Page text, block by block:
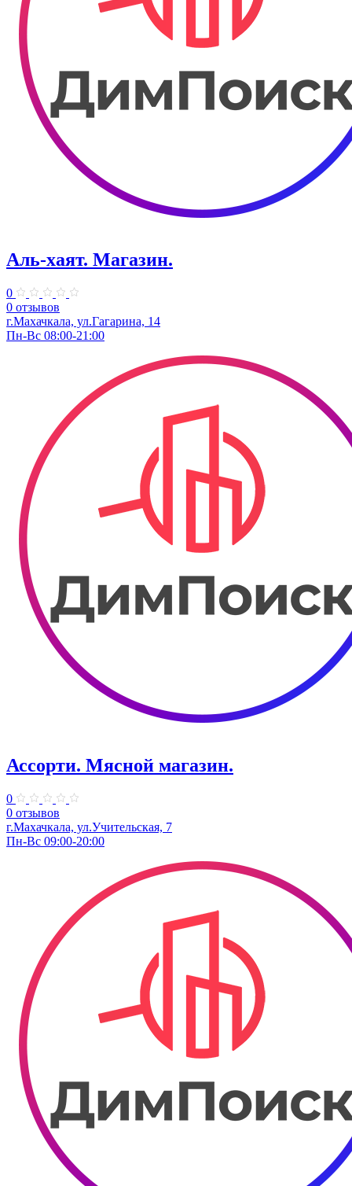
Аль-хаят. Магазин.
0
0 отзывов
г.Махачкала, ул.​Гагарина, 14
Пн-Вс 08:00-21:00
Ассорти. Мясной магазин.
0
0 отзывов
г.Махачкала, ​ул.Учительская, 7
Пн-Вс 09:00-20:00